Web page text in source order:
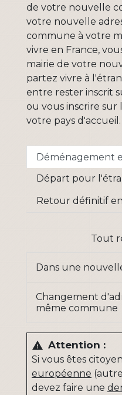
de votre nouvelle
votre nouvelle
commune à votre
vivre en France,
mairie de votre
partez vivre à
entre rester inscrit
ou vous inscrire sur
votre pays d'accueil.
Déménagement
Départ pour
Retour définitif
Tout
Dans une
Changement
même commune
warning Attention :
Si vous êtes
européenne
devez faire une